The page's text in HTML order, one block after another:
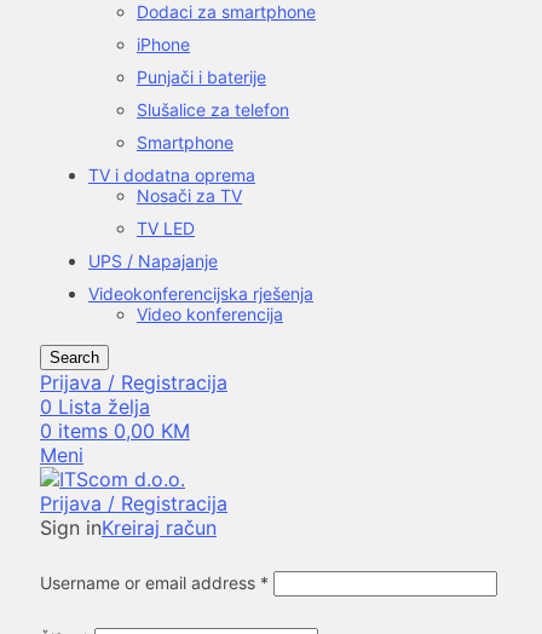
Dodaci za smartphone
iPhone
Punjači i baterije
Slušalice za telefon
Smartphone
TV i dodatna oprema
Nosači za TV
TV LED
UPS / Napajanje
Videokonferencijska rješenja
Video konferencija
Search
Prijava / Registracija
0 Lista želja
0 items 0,00 KM
Meni
Prijava / Registracija
Sign inKreiraj račun
Username or email address *